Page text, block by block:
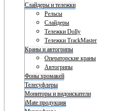
Слайдеры и тележки
Рельсы
Слайдеры
Тележки Dolly
Тележки TrackMaster
Краны и автогрипы
Операторские краны
Автогрипы
Фоны хромакей
Телесуфлеры
Мониторы и видоискатели
iMate продукция